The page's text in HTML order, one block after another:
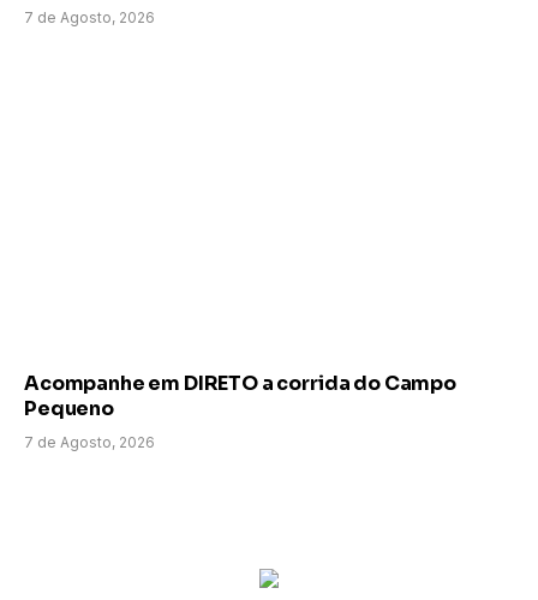
7 de Agosto, 2026
Acompanhe em DIRETO a corrida do Campo
Pequeno
7 de Agosto, 2026